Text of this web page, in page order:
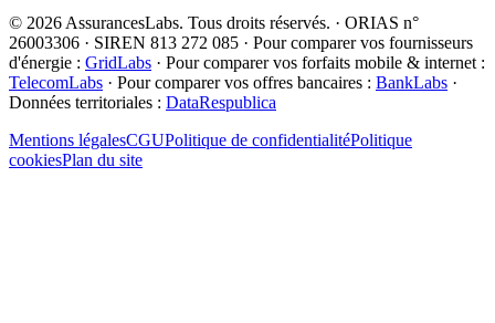
© 2026 AssurancesLabs. Tous droits réservés. · ORIAS n°
26003306 · SIREN 813 272 085 · Pour comparer vos fournisseurs
d'énergie : GridLabs · Pour comparer vos forfaits mobile & internet :
TelecomLabs · Pour comparer vos offres bancaires : BankLabs ·
Données territoriales : DataRespublica
Mentions légalesCGUPolitique de confidentialitéPolitique
cookiesPlan du site